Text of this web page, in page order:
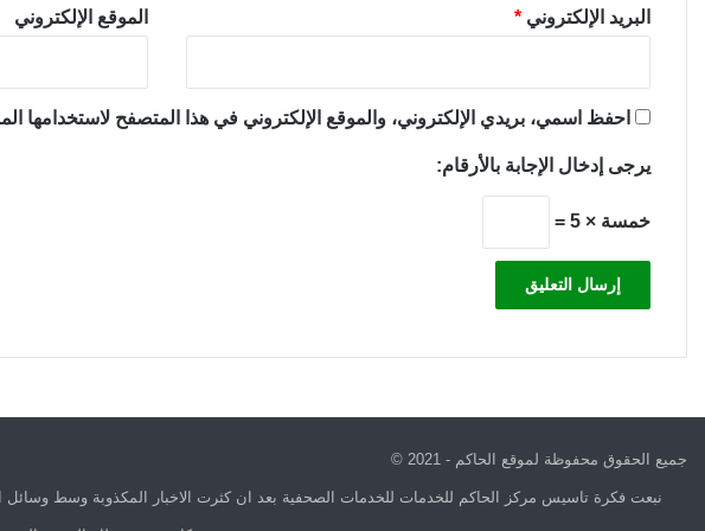
البريد الإلكتروني * الموقع الإلكتروني
احفظ اسمي، بريدي الإلكتروني، والموقع الإلكتروني في هذا المتصفح لاستخدامها
يرجى إدخال الإجابة بالأرقام:
خمسة × 5 =
جميع الحقوق محفوظة لموقع الحاكم - 2021 ©
نبعت فكرة تاسيس مركز الحاكم للخدمات للخدمات الصحفية بعد ان كثرت الاخبار المكذوبة وسط وسائل